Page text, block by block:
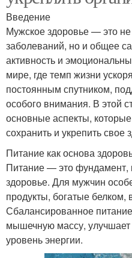
Введение
Мужское здоровье — это не
заболеваний, но и общее
активность и
мире, где темп жизни
постоянным спутником,
особого внимания. В этой
основные аспекты,
сохранить и укрепить свое
Питание как основа
Питание — это фундамент,
здоровье. Для мужчин
продукты, богатые
Сбалансированное
мышечную массу,
уровень энергии.